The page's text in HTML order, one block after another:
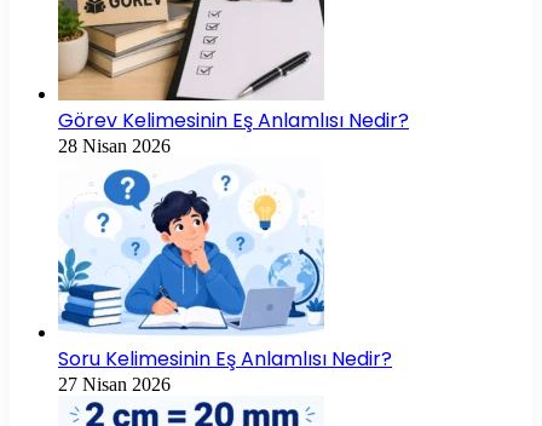
Görev Kelimesinin Eş Anlamlısı Nedir?
28 Nisan 2026
Soru Kelimesinin Eş Anlamlısı Nedir?
27 Nisan 2026